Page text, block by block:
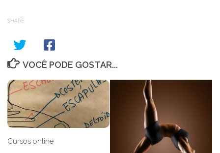
SHARE
VOCÊ PODE GOSTAR...
Cursos online